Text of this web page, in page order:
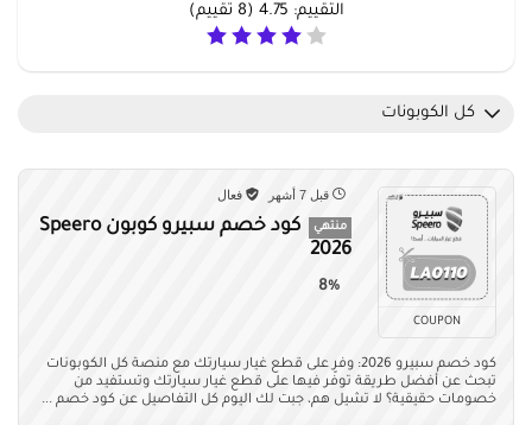
التقييم: 4.75
(
8 تقييم)
كل الكوبونات
COUPON
قبل 7 أشهر فعال
منتهي
كود خصم سبيرو كوبون Speero
2026
8%
كود خصم سبيرو 2026: وفر على قطع غيار سيارتك مع منصة كل الكوبونات
تبحث عن أفضل طريقة توفّر فيها على قطع غيار سيارتك وتستفيد من
خصومات حقيقية؟ لا تشيل هم، جبت لك اليوم كل التفاصيل عن كود خصم ...